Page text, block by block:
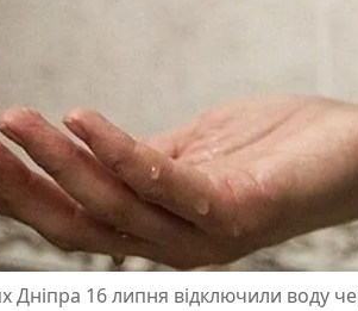
Дніпра 16 липня відключили воду